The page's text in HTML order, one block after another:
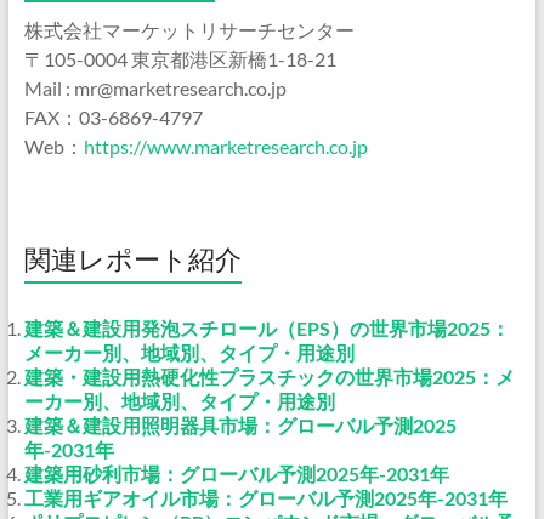
株式会社マーケットリサーチセンター
〒105-0004 東京都港区新橋1-18-21
Mail : mr@marketresearch.co.jp
FAX：03-6869-4797
Web： https://www.marketresearch.co.jp
関連レポート紹介
建築＆建設用発泡スチロール（EPS）の世界市場2025：
メーカー別、地域別、タイプ・用途別
建築・建設用熱硬化性プラスチックの世界市場2025：メ
ーカー別、地域別、タイプ・用途別
建築＆建設用照明器具市場：グローバル予測2025
年-2031年
建築用砂利市場：グローバル予測2025年-2031年
工業用ギアオイル市場：グローバル予測2025年-2031年